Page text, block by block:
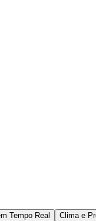
Tempo Real Clima e